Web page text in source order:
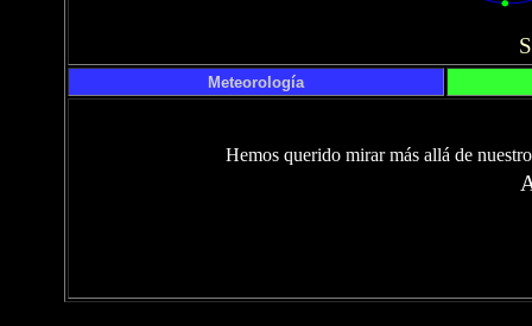
Meteorología
Hemos querido mirar más allá de